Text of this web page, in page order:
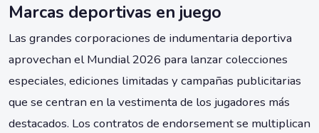
Marcas deportivas en juego
Las grandes corporaciones de indumentaria deportiva
aprovechan el Mundial 2026 para lanzar colecciones
especiales, ediciones limitadas y campañas publicitarias
que se centran en la vestimenta de los jugadores más
destacados. Los contratos de endorsement se multiplican